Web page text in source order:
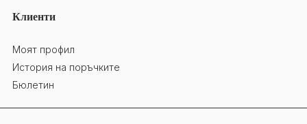
Клиенти
Моят профил
История на поръчките
Бюлетин